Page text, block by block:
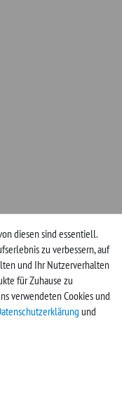
diesen sind essentiell.
zu verbessern, auf
und Ihr Nutzerverhalten
für Zuhause zu
verwendeten Cookies und
und